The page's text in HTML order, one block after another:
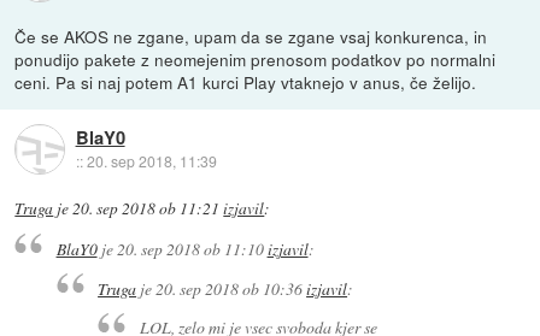
Če se AKOS ne zgane, upam da se zgane vsaj konkurenca, in
ponudijo pakete z neomejenim prenosom podatkov po normalni
ceni. Pa si naj potem A1 kurci Play vtaknejo v anus, če želijo.
BlaY0
::20. sep 2018, 11:39
Truga je20. sep 2018 ob 11:21 izjavil:
BlaY0je20. sep 2018 ob 11:10izjavil:
Truga je 20. sep 2018 ob 10:36izjavil:
LOL, zelo mi je vsec svoboda kjer se